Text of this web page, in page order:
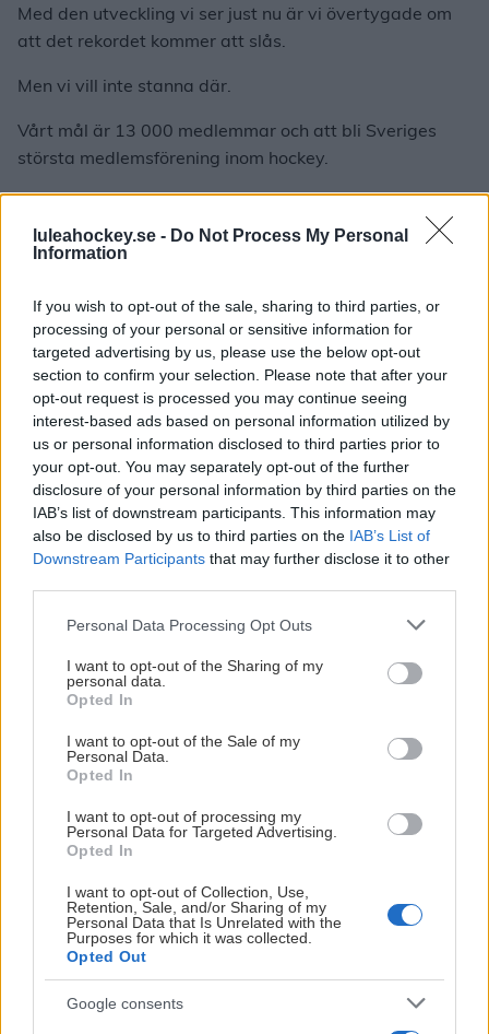
luleahockey.se - Do Not Process My Personal
Information
If you wish to opt-out of the sale, sharing to third parties, or
processing of your personal or sensitive information for
targeted advertising by us, please use the below opt-out
section to confirm your selection. Please note that after your
opt-out request is processed you may continue seeing
interest-based ads based on personal information utilized by
us or personal information disclosed to third parties prior to
your opt-out. You may separately opt-out of the further
disclosure of your personal information by third parties on the
IAB’s list of downstream participants. This information may
also be disclosed by us to third parties on the IAB’s List of
Downstream Participants that may further disclose it to other
Please note that this website/app uses one or more Google
not limited to your visit or usage behaviour. You may click to
grant or deny consent to Google and its third-party tags to
use your data for below specified purposes in below Google
consent section.
Personal Data Processing Opt Outs
I want to opt-out of the Sharing of my
personal data.
Opted In
I want to opt-out of the Sale of my
Personal Data.
Opted In
I want to opt-out of processing my
Personal Data for Targeted Advertising.
Opted In
I want to opt-out of Collection, Use,
Retention, Sale, and/or Sharing of my
Personal Data that Is Unrelated with the
Purposes for which it was collected.
Opted Out
Google consents
Med den utveckling vi ser just nu är vi övertygade om
att det rekordet kommer att slås.
Men vi vill inte stanna där.
Vårt mål är 13 000 medlemmar och att bli Sveriges
största medlemsförening inom hockey.
Det är ett mål vi bara kan nå tillsammans.
Biljettsläppet närmar sig
är medlem i Luleå Hockey.
Biljetterna släpps sedan till allmänheten den 31
augusti.
Som medlem har du alltid förtur till biljetterna, vilket
ger dig de bästa möjligheterna att säkra plats till
säsongens mest efterfrågade matcher.
Ny medlemsförmån – 10 % rabatt i
webbshoppen
priser i Luleå Hockeys webbshop.
Så aktiverar du rabatten:
Ange ditt medlemsnummer och samma e-
postadress som du har registrerad på
medlemskapet.
Välj ett lösenord.
Bekräfta kontot via aktiveringsmejlet.
När du är inloggad dras rabatten automatiskt i kassan
på ordinarie priser.
Var med och skriv historia
Vi har nått 10 000 medlemmar.